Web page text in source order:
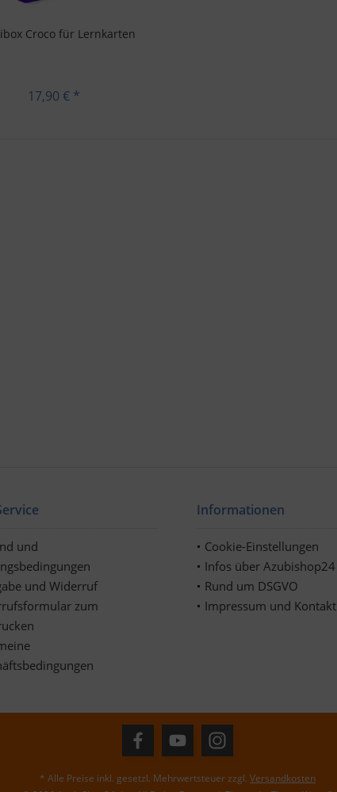
Croco für Lernkarten
17,90 € *
und
und Widerruf
zum
Informationen
Cookie-Einstellungen
Infos über Azubishop24
Rund um DSGVO
Impressum und Kontakt
* Alle Preise inkl. gesetzl. Mehrwertsteuer zzgl. Versandkosten